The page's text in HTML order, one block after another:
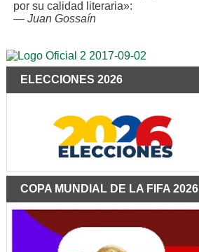
por su calidad literaria»:
— Juan Gossaín
ELECCIONES 2026
COPA MUNDIAL DE LA FIFA 2026